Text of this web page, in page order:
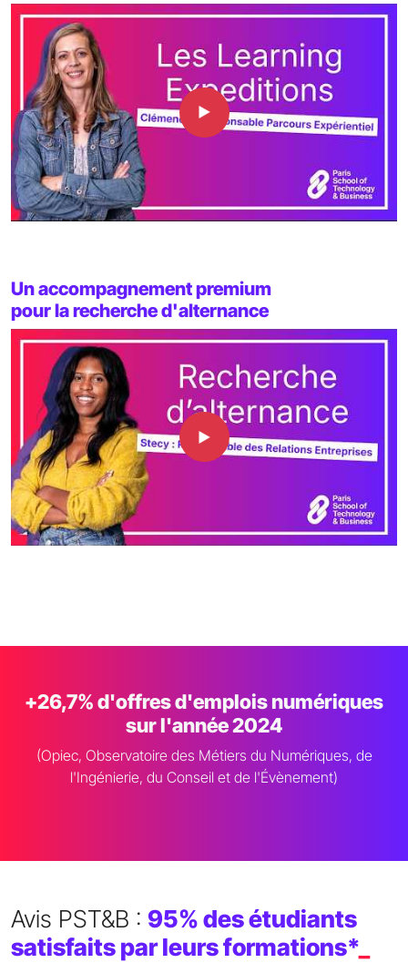
Un accompagnement premium
pour la recherche d'alternance
+26,7% d'offres d'emplois numériques
sur l'année 2024
(Opiec, Observatoire des Métiers du Numériques, de
l'Ingénierie, du Conseil et de l'Évènement)
Avis PST&B : 95% des étudiants
satisfaits par leurs formations*